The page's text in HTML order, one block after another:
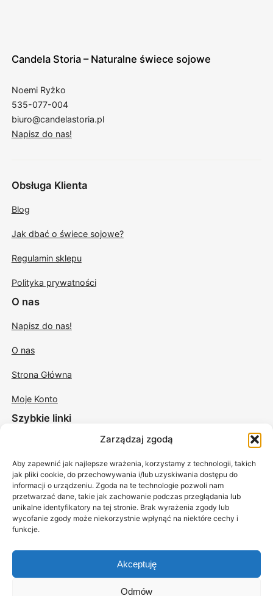
Zarządzaj zgodą
Aby zapewnić jak najlepsze wrażenia, korzystamy z technologii, takich
jak pliki cookie, do przechowywania i/lub uzyskiwania dostępu do
informacji o urządzeniu. Zgoda na te technologie pozwoli nam
przetwarzać dane, takie jak zachowanie podczas przeglądania lub
unikalne identyfikatory na tej stronie. Brak wyrażenia zgody lub
wycofanie zgody może niekorzystnie wpłynąć na niektóre cechy i
funkcje.
Akceptuję
Odmów
Candela Storia – Naturalne świece sojowe
Noemi Ryżko
535-077-004
biuro@candelastoria.pl
Napisz do nas!
Obsługa Klienta
Blog
Jak dbać o świece sojowe?
Regulamin sklepu
Polityka prywatności
O nas
Napisz do nas!
O nas
Strona Główna
Moje Konto
Szybkie linki
Świece odlewane
Świece sojowe do masażu
Akcesoria